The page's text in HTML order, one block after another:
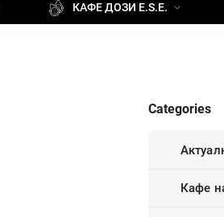
КАФЕ ДОЗИ E.S.E.
Categories
Кафе